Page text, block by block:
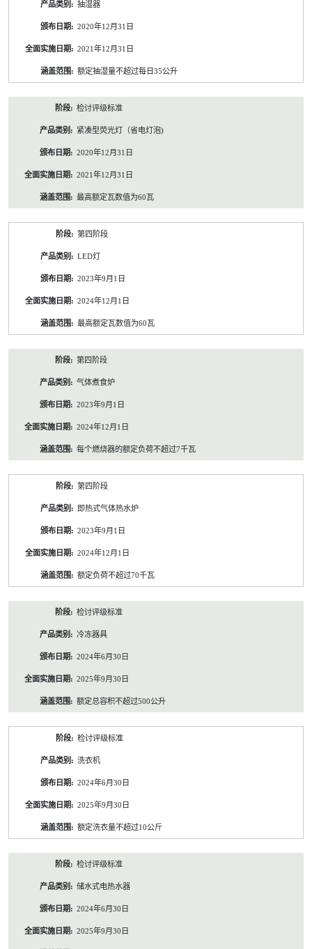
抽湿器
2020年12月31日
2021年12月31日
额定抽湿量不超过每日35公升
检讨评级标准
紧凑型荧光灯（省电灯泡)
2020年12月31日
2021年12月31日
最高额定瓦数值为60瓦
第四阶段
LED灯
2023年9月1日
2024年12月1日
最高额定瓦数值为60瓦
第四阶段
气体煮食炉
2023年9月1日
2024年12月1日
每个燃烧器的额定负荷不超过7千瓦
第四阶段
即热式气体热水炉
2023年9月1日
2024年12月1日
额定负荷不超过70千瓦
检讨评级标准
冷冻器具
2024年6月30日
2025年9月30日
额定总容积不超过500公升
检讨评级标准
洗衣机
2024年6月30日
2025年9月30日
额定洗衣量不超过10公斤
检讨评级标准
储水式电热水器
2024年6月30日
2025年9月30日